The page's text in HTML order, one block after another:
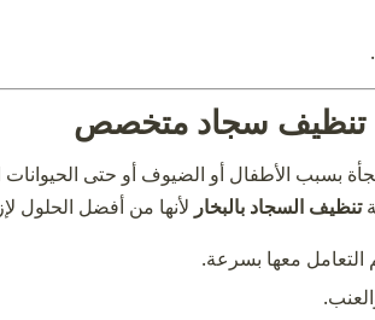
تنظيف سجاد متخصص
بسبب الأطفال أو الضيوف أو حتى الحيوانات
تنظيف السجاد بالبخار لأنها من أفضل الحلول
التعامل معها بسرعة.